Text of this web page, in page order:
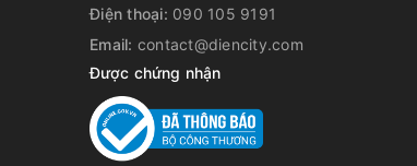
Điện thoại: 090 105 9191
Email: contact@diencity.com
Được chứng nhận